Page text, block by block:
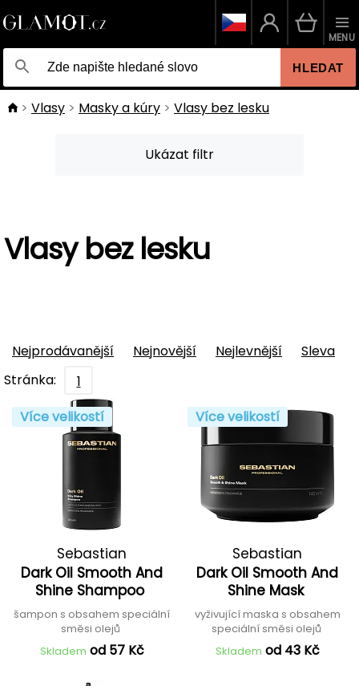
HLEDAT
MENU
Vlasy Masky a kúry Vlasy bez lesku
Ukázat filtr
Vlasy bez lesku
Nejprodávanější Nejnovější Nejlevnější
Sleva
Stránka:
1
Více velikostí
Sebastian
Dark Oil Smooth And
Shine Shampoo
šampon s obsahem speciální
směsi olejů
Skladem od 57 Kč
Více velikostí
Sebastian
Dark Oil Smooth And
Shine Mask
vyživující maska s obsahem
speciální směsi olejů
Skladem od 43 Kč